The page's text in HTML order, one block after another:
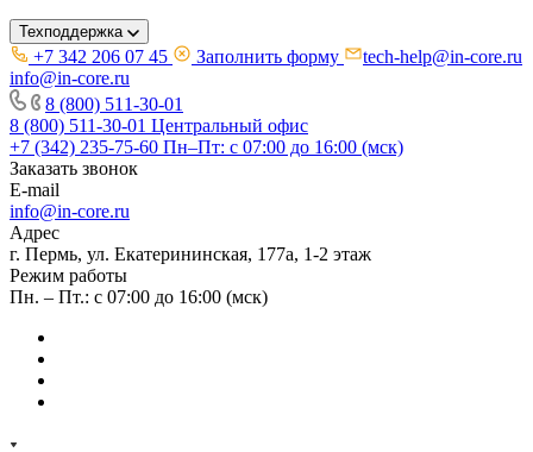
Техподдержка
+7 342 206 07 45 Заполнить форму
tech-help@in-core.ru
info@in-core.ru
8 (800) 511-30-01
8 (800) 511-30-01 Центральный офис
+7 (342) 235-75-60 Пн–Пт: с 07:00 до 16:00 (мск)
Заказать звонок
E-mail
info@in-core.ru
Адрес
г. Пермь, ул. ​Екатерининская, 177а, ​1-2 этаж
Режим работы
Пн. – Пт.: с 07:00 до 16:00 (мск)